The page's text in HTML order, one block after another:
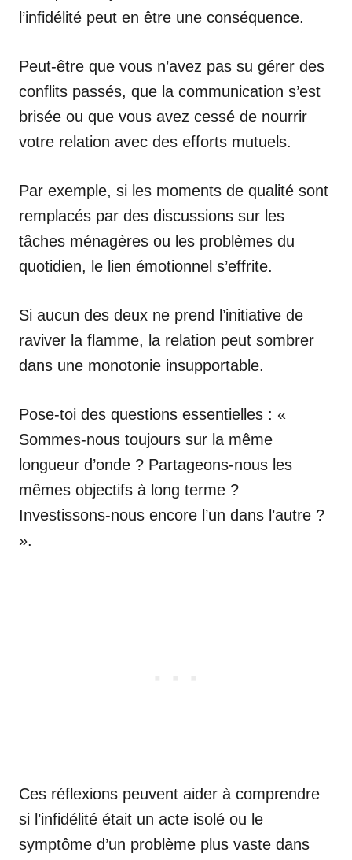
l’infidélité peut en être une conséquence.
Peut-être que vous n’avez pas su gérer des
conflits passés, que la communication s’est
brisée ou que vous avez cessé de nourrir
votre relation avec des efforts mutuels.
Par exemple, si les moments de qualité sont
remplacés par des discussions sur les
tâches ménagères ou les problèmes du
quotidien, le lien émotionnel s’effrite.
Si aucun des deux ne prend l’initiative de
raviver la flamme, la relation peut sombrer
dans une monotonie insupportable.
Pose-toi des questions essentielles : «
Sommes-nous toujours sur la même
longueur d’onde ? Partageons-nous les
mêmes objectifs à long terme ?
Investissons-nous encore l’un dans l’autre ?
».
Ces réflexions peuvent aider à comprendre
si l’infidélité était un acte isolé ou le
symptôme d’un problème plus vaste dans